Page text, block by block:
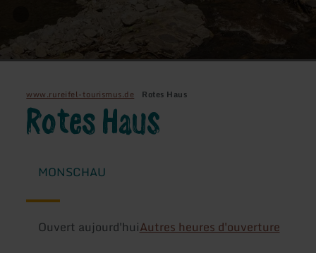
www.rureifel-tourismus.de Rotes Haus
Rotes Haus
MONSCHAU
Ouvert aujourd'huiAutres heures d'ouverture